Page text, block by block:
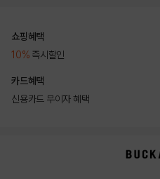
쇼핑혜택
10% 즉시할인
카드혜택
신용카드 무이자 혜택